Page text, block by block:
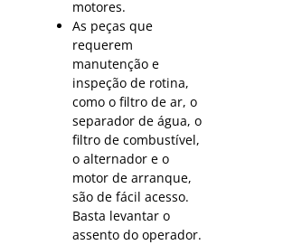
motores.
As peças que
requerem
manutenção e
inspeção de rotina,
como o filtro de ar, o
separador de água, o
filtro de combustível,
o alternador e o
motor de arranque,
são de fácil acesso.
Basta levantar o
assento do operador.